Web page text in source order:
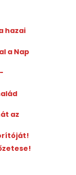
hazai
a Nap
az